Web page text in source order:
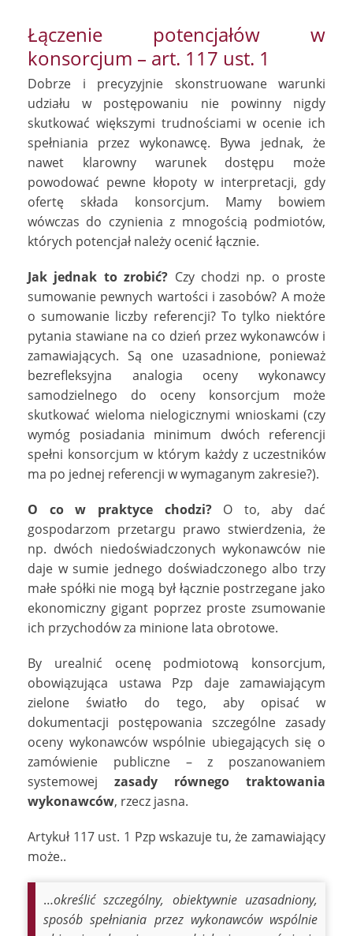
Łączenie potencjałów w
konsorcjum – art. 117 ust. 1
Dobrze i precyzyjnie skonstruowane warunki
udziału w postępowaniu nie powinny nigdy
skutkować większymi trudnościami w ocenie ich
spełniania przez wykonawcę. Bywa jednak, że
nawet klarowny warunek dostępu może
powodować pewne kłopoty w interpretacji, gdy
ofertę składa konsorcjum. Mamy bowiem
wówczas do czynienia z mnogością podmiotów,
których potencjał należy ocenić łącznie.
Jak jednak to zrobić? Czy chodzi np. o proste
sumowanie pewnych wartości i zasobów? A może
o sumowanie liczby referencji? To tylko niektóre
pytania stawiane na co dzień przez wykonawców i
zamawiających. Są one uzasadnione, ponieważ
bezrefleksyjna analogia oceny wykonawcy
samodzielnego do oceny konsorcjum może
skutkować wieloma nielogicznymi wnioskami (czy
wymóg posiadania minimum dwóch referencji
spełni konsorcjum w którym każdy z uczestników
ma po jednej referencji w wymaganym zakresie?).
O co w praktyce chodzi?O to, aby dać
gospodarzom przetargu prawo stwierdzenia, że
np. dwóch niedoświadczonych wykonawców nie
daje w sumie jednego doświadczonego albo trzy
małe spółki nie mogą był łącznie postrzegane jako
ekonomiczny gigant poprzez proste zsumowanie
ich przychodów za minione lata obrotowe.
By urealnić ocenę podmiotową konsorcjum,
obowiązująca ustawa Pzp daje zamawiającym
zielone światło do tego, aby opisać w
dokumentacji postępowania szczególne zasady
oceny wykonawców wspólnie ubiegających się o
zamówienie publiczne – z poszanowaniem
systemowej zasady równego traktowania
wykonawców, rzecz jasna.
Artykuł 117 ust. 1 Pzp wskazuje tu, że zamawiający
może..
…określić szczególny, obiektywnie uzasadniony,
sposób spełniania przez wykonawców wspólnie